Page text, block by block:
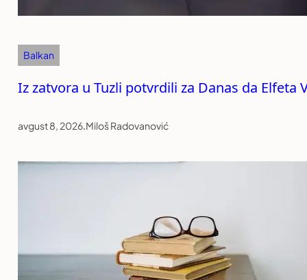
Balkan
Iz zatvora u Tuzli potvrdili za Danas da
avgust 8, 2026.Miloš Radovanović